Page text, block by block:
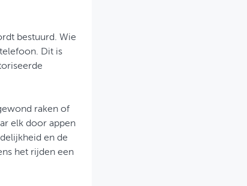
bestuurd. Wie
Dit is
raken of
elk door appen
en de
het rijden een